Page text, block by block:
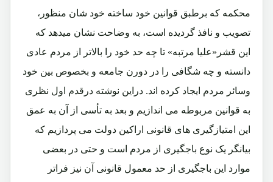
محکمه که برطبق قوانین خود ساخته خود شان منظور،
تصویب و نافذ گردیده است، به وضاحت نشان میدهد که
این قشر«علیا مرتبه» تا چه حد خود را بالاتر از مردم عادی
دانسته و چه شگافی را در دورن جامعه و بخصوص بین خود
وسائر مردم ایجاد کرده اند. دراین نوشته درقدم اول نظری
به قوانین مربوطه می اندازیم و بعد به تأسی از آن به عمق
این امتیازگیری های قانونی اراکین دولت می پردازیم که
بیانگر یک نوع باجگیری از مردم است و حتی در بعضی
موارد این باجگیری از حد معمول قانونی آن نیز فراتر